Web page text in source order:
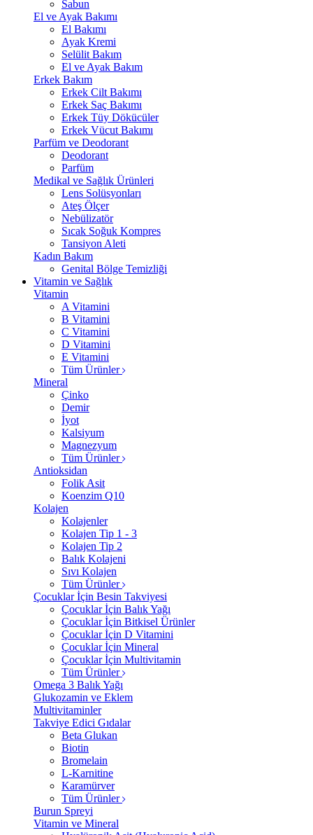
Sabun
El ve Ayak Bakımı
El Bakımı
Ayak Kremi
Selülit Bakım
El ve Ayak Bakım
Erkek Bakım
Erkek Cilt Bakımı
Erkek Saç Bakımı
Erkek Tüy Dökücüler
Erkek Vücut Bakımı
Parfüm ve Deodorant
Deodorant
Parfüm
Medikal ve Sağlık Ürünleri
Lens Solüsyonları
Ateş Ölçer
Nebülizatör
Sıcak Soğuk Kompres
Tansiyon Aleti
Kadın Bakım
Genital Bölge Temizliği
Vitamin ve Sağlık
Vitamin
A Vitamini
B Vitamini
C Vitamini
D Vitamini
E Vitamini
Tüm Ürünler
Mineral
Çinko
Demir
İyot
Kalsiyum
Magnezyum
Tüm Ürünler
Antioksidan
Folik Asit
Koenzim Q10
Kolajen
Kolajenler
Kolajen Tip 1 - 3
Kolajen Tip 2
Balık Kolajeni
Sıvı Kolajen
Tüm Ürünler
Çocuklar İçin Besin Takviyesi
Çocuklar İçin Balık Yağı
Çocuklar İçin Bitkisel Ürünler
Çocuklar İçin D Vitamini
Çocuklar İçin Mineral
Çocuklar İçin Multivitamin
Tüm Ürünler
Omega 3 Balık Yağı
Glukozamin ve Eklem
Multivitaminler
Takviye Edici Gıdalar
Beta Glukan
Biotin
Bromelain
L-Karnitine
Karamürver
Tüm Ürünler
Burun Spreyi
Vitamin ve Mineral